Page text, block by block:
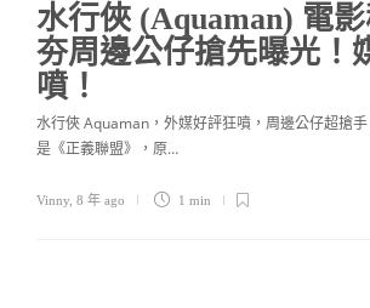
水行俠 (Aquaman) 電
夯周邊公仔搶先曝光！
噴！
水行俠 Aquaman，外媒好評狂噴，周邊公仔超搶
是《正義聯盟》，原…
Vinny 8 年 ago 1 min